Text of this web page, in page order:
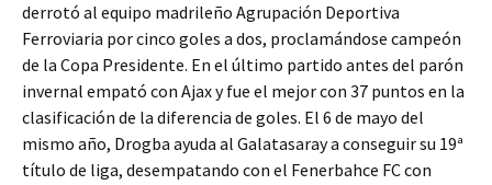
derrotó al equipo madrileño Agrupación Deportiva
Ferroviaria por cinco goles a dos, proclamándose campeón
de la Copa Presidente. En el último partido antes del parón
invernal empató con Ajax y fue el mejor con 37 puntos en la
clasificación de la diferencia de goles. El 6 de mayo del
mismo año, Drogba ayuda al Galatasaray a conseguir su 19ª
título de liga, desempatando con el Fenerbahce FC con